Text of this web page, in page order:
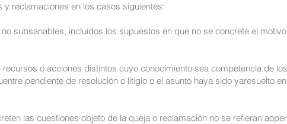
reclamaciones en los casos siguientes:
subsanables, incluidos los supuestos en que no se concrete el
o acciones distintos cuyo conocimiento sea competencia de
pendiente de resolución o litigio o el asunto haya sido yaresuelto
las cuestiones objeto de la queja o reclamación no se refieran